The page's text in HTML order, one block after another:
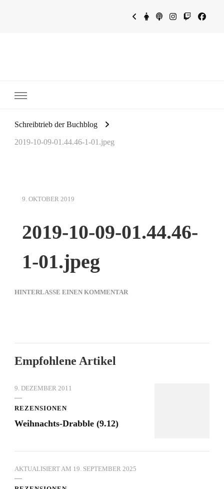
Schreibtrieb der Buchblog
2019-10-09-01.44.46-1-01.jpeg
9. OKTOBER 2019
2019-10-09-01.44.46-
1-01.jpeg
HINTERLASSE EINEN KOMMENTAR
Empfohlene Artikel
9. DEZEMBER 2011
REZENSIONEN
Weihnachts-Drabble (9.12)
AKTUALISIERT AM 19. SEPTEMBER 2025